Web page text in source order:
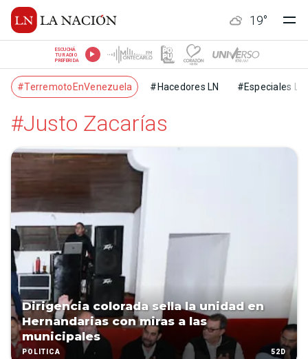
19°
ESCUCHÁ
TU RADIO
PREFERIDA
#TerremotoEnVenezuela #Hacedores LN #Especiales LN
#Justo Zacarías
Dirigencia colorada sella la unidad en
Hernandarias con miras a las
municipales
POLÍTICA 52D